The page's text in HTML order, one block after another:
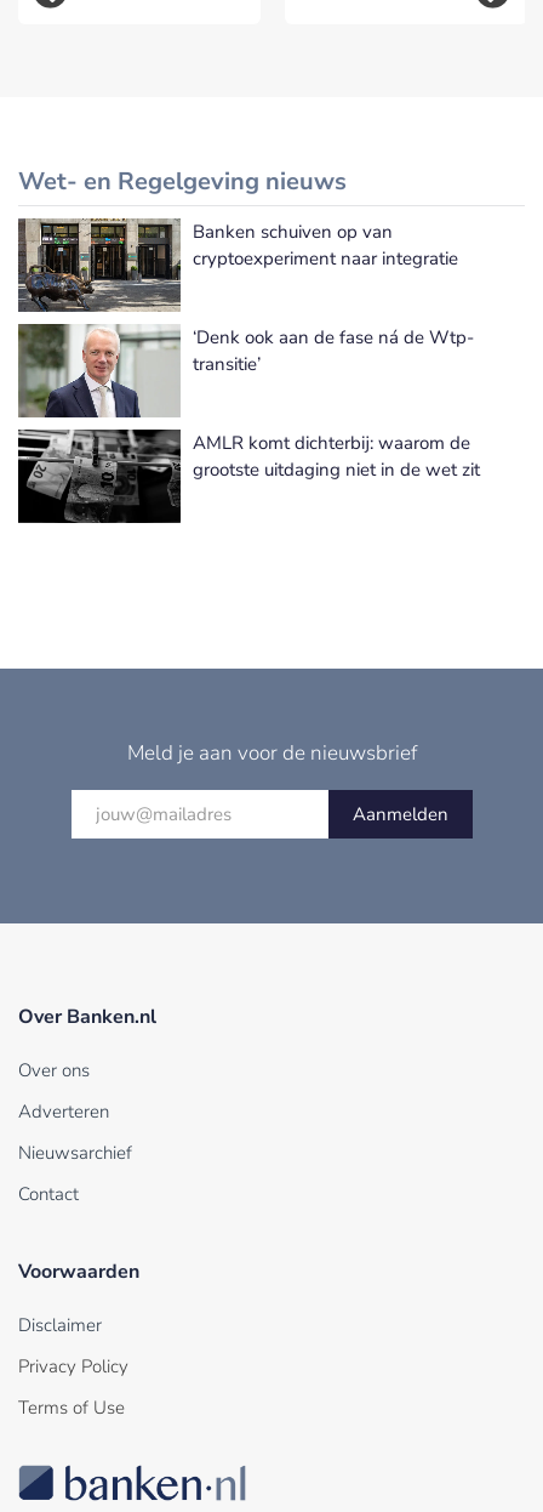
Wet- en Regelgeving nieuws
Meer Wet- en Regelgeving nieuws
Banken schuiven op van
cryptoexperiment naar integratie
‘Denk ook aan de fase ná de Wtp-
transitie’
AMLR komt dichterbij: waarom de
grootste uitdaging niet in de wet zit
Meld je aan voor de nieuwsbrief
Aanmelden
Over Banken.nl
Over ons
Adverteren
Nieuwsarchief
Contact
Voorwaarden
Disclaimer
Privacy Policy
Terms of Use